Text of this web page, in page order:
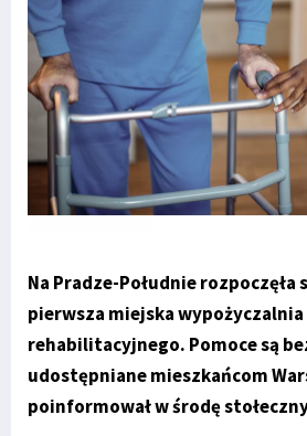
Na Pradze-Południe rozpoczęła
pierwsza miejska
rehabilitacyjnego. Pomoce są
udostępniane mieszkańcom
poinformował w środę